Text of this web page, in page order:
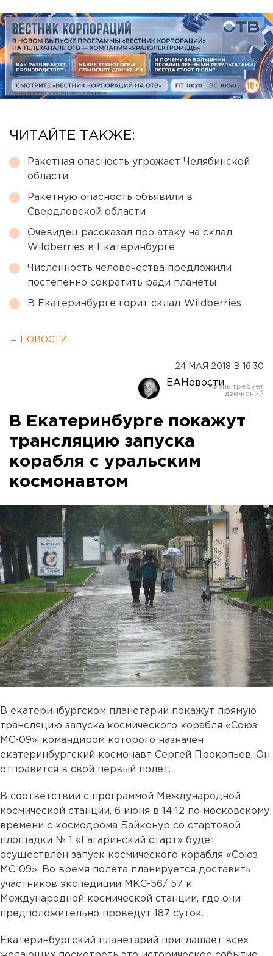
ЧИТАЙТЕ ТАКЖЕ:
Ракетная опасность угрожает Челябинской
области
Ракетную опасность объявили в
Свердловской области
Очевидец рассказал про атаку на склад
Wildberries в Екатеринбурге
Численность человечества предложили
постепенно сократить ради планеты
В Екатеринбурге горит склад Wildberries
← НОВОСТИ
24 МАЯ 2018 В 16:30
ЕАНовости
В Екатеринбурге покажут
трансляцию запуска
корабля с уральским
космонавтом
В екатеринбургском планетарии покажут прямую
трансляцию запуска космического корабля «Союз
MC-09», командиром которого назначен
екатеринбургский космонавт Сергей Прокопьев. Он
отправится в свой первый полет.
В соответствии с программой Международной
космической станции, 6 июня в 14:12 по московскому
времени с космодрома Байконур со стартовой
площадки № 1 «Гагаринский старт» будет
осуществлен запуск космического корабля «Союз
МС-09». Во время полета планируется доставить
участников экспедиции МКС-56/ 57 к
Международной космической станции, где они
предположительно проведут 187 суток.
Екатеринбургский планетарий приглашает всех